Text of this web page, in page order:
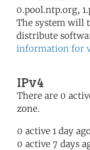
0.pool.ntp.org,
The system will
distribute
information for
IPv4
There are 0
zone.
0 active 1 day
0 active 7 days